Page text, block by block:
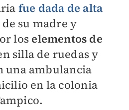
fue dada de alta
su madre y
los elementos de
silla de ruedas y
una ambulancia
en la colonia